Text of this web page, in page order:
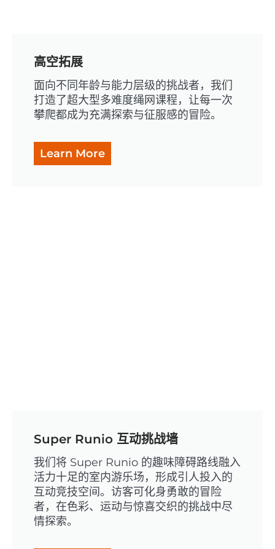
高空拓展
面向不同年龄与能力层级的挑战者，我们
打造了超大型多难度绳网课程，让每一次
攀爬都成为充满探索与征服感的冒险。
Learn More
Super Runio 互动挑战墙
我们将 Super Runio 的趣味障碍路线融入
活力十足的室内游乐场，形成引人投入的
互动竞技空间。访客可化身勇敢的冒险
者，在色彩、运动与惊喜交织的挑战中尽
情探索。